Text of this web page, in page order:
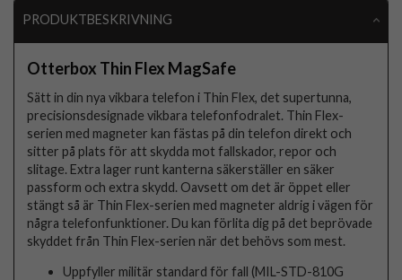
PRODUKTBESKRIVNING
Otterbox Thin Flex MagSafe
Sätt in din nya vikbara telefon i Thin Flex, det supertunna,
precisionsdesignade vikbara telefonfodralet. Thin Flex-
serien med magneter kan fästas på din telefon direkt och
sitter på plats för att skydda mot fallskador, repor och
slitage. Extra lager runt kanterna säkerställer en säker
passform och extra skydd. Oavsett om det är öppet eller
stängt så är Thin Flex-serien med magneter aldrig i vägen för
några telefonfunktioner. Du kan förlita dig på det beprövade
skyddet från Thin Flex-serien när det behövs som mest.
Uppfyller militär standard för fall (MIL-STD-810G